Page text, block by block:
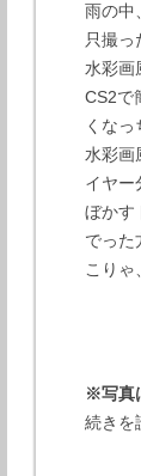
雨の中
只撮っ
水彩画
CS2で
くなっ
水彩画
イヤー
ぼかす
でった
こり
※写真
続きを